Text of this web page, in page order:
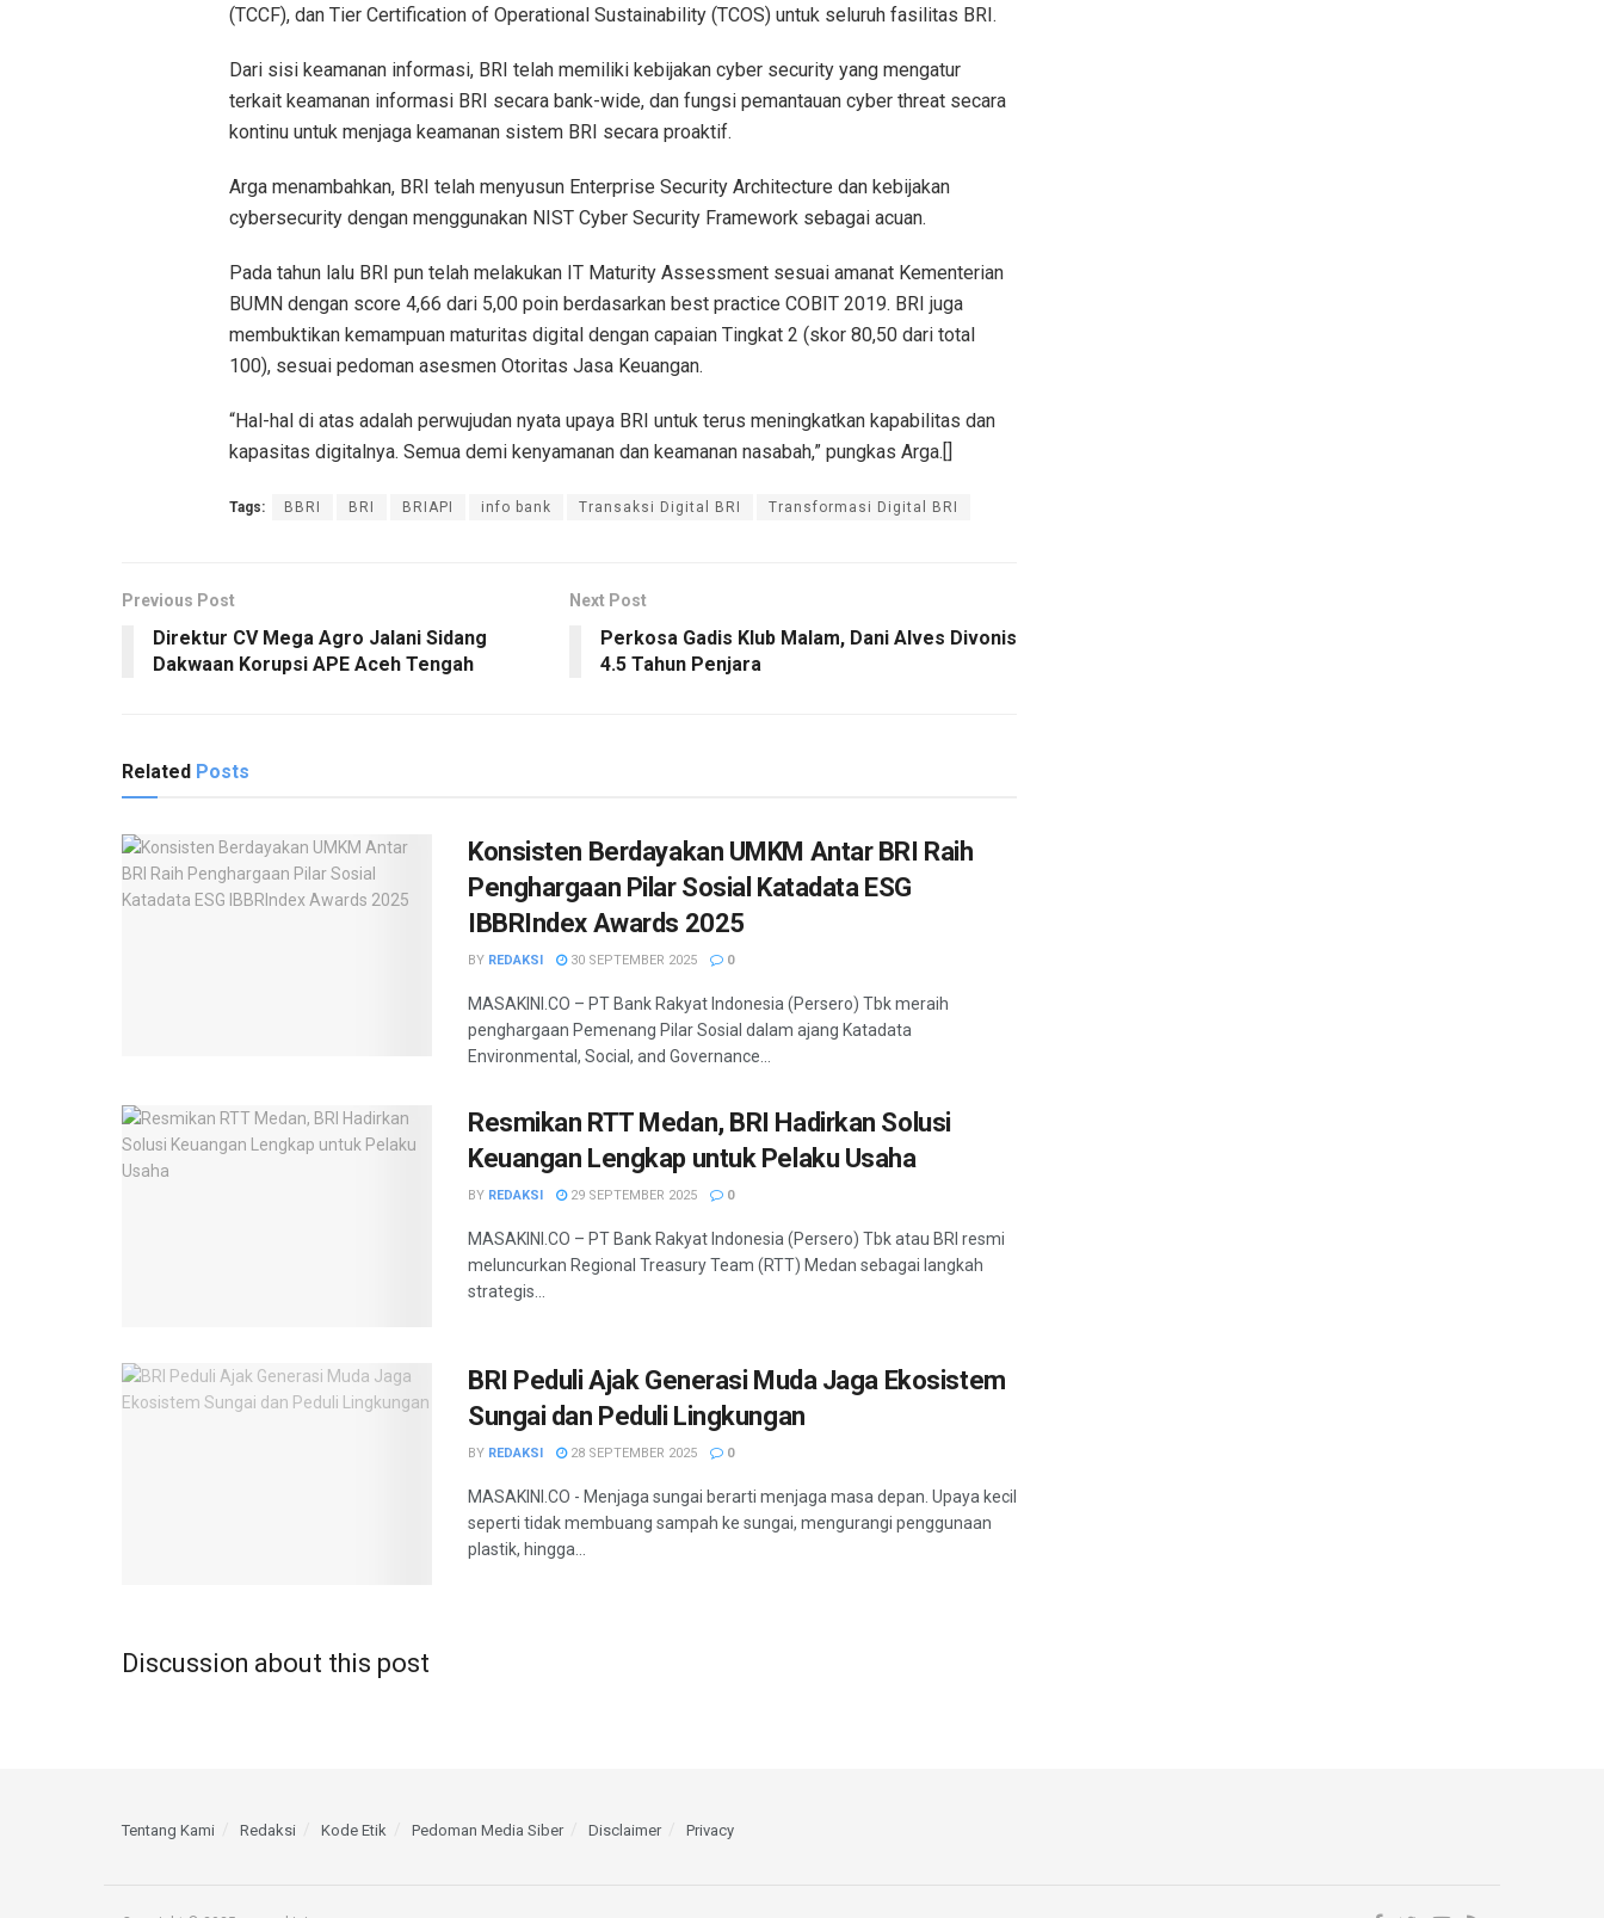
(TCCF), dan Tier Certification of Operational Sustainability (TCOS) untuk seluruh fasilitas BRI.
Dari sisi keamanan informasi, BRI telah memiliki kebijakan cyber security yang mengatur
terkait keamanan informasi BRI secara bank-wide, dan fungsi pemantauan cyber threat secara
kontinu untuk menjaga keamanan sistem BRI secara proaktif.
Arga menambahkan, BRI telah menyusun Enterprise Security Architecture dan kebijakan
cybersecurity dengan menggunakan NIST Cyber Security Framework sebagai acuan.
Pada tahun lalu BRI pun telah melakukan IT Maturity Assessment sesuai amanat Kementerian
BUMN dengan score 4,66 dari 5,00 poin berdasarkan best practice COBIT 2019. BRI juga
membuktikan kemampuan maturitas digital dengan capaian Tingkat 2 (skor 80,50 dari total
100), sesuai pedoman asesmen Otoritas Jasa Keuangan.
“Hal-hal di atas adalah perwujudan nyata upaya BRI untuk terus meningkatkan kapabilitas dan
kapasitas digitalnya. Semua demi kenyamanan dan keamanan nasabah,” pungkas Arga.[]
Tags: BBRI BRI BRIAPI info bank Transaksi Digital BRI Transformasi Digital BRI
Previous Post
Direktur CV Mega Agro Jalani Sidang
Dakwaan Korupsi APE Aceh Tengah
Next Post
Perkosa Gadis Klub Malam, Dani Alves Divonis
4.5 Tahun Penjara
Related Posts
Konsisten Berdayakan UMKM Antar BRI Raih
Penghargaan Pilar Sosial Katadata ESG
IBBRIndex Awards 2025
BY REDAKSI 30 SEPTEMBER 2025 0
MASAKINI.CO – PT Bank Rakyat Indonesia (Persero) Tbk meraih
penghargaan Pemenang Pilar Sosial dalam ajang Katadata
Environmental, Social, and Governance...
Resmikan RTT Medan, BRI Hadirkan Solusi
Keuangan Lengkap untuk Pelaku Usaha
BY REDAKSI 29 SEPTEMBER 2025 0
MASAKINI.CO – PT Bank Rakyat Indonesia (Persero) Tbk atau BRI resmi
meluncurkan Regional Treasury Team (RTT) Medan sebagai langkah
strategis...
BRI Peduli Ajak Generasi Muda Jaga Ekosistem
Sungai dan Peduli Lingkungan
BY REDAKSI 28 SEPTEMBER 2025 0
MASAKINI.CO - Menjaga sungai berarti menjaga masa depan. Upaya kecil
seperti tidak membuang sampah ke sungai, mengurangi penggunaan
plastik, hingga...
Discussion about this post
Tentang Kami Redaksi Kode Etik Pedoman Media Siber Disclaimer Privacy